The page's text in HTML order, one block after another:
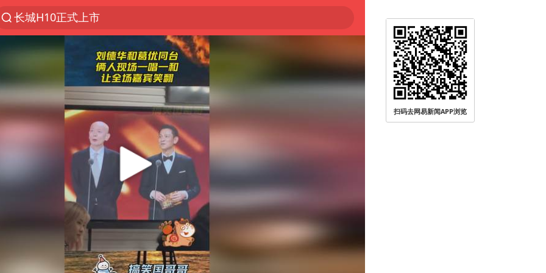
维持强台风级！白海豚直奔华东沿海
印度暴发金迪普拉病毒
41岁女子为鼓励女儿考上985研究生
美国退回1000亿美元关税
24小时不关空调 电费反而更低？
“事业单位招聘不是人情买卖”
涨价1元的冰红茶 两年少赚了15亿
小伙靠AI减肥 45天瘦40斤进了ICU
李亚鹏向地铁吐血女孩捐99999元
新华社权威快报|我国编制完成新版全月地质图
扫码去网易新闻APP浏览